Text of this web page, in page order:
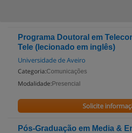
Programa Doutoral em
Tele (lecionado em inglês)
Universidade de Aveiro
Categoria:Comunicações
Modalidade: Presencial
Solicite
Pós-Graduação em Media &